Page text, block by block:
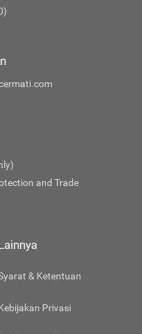
and Trade
& Ketentuan
Privasi